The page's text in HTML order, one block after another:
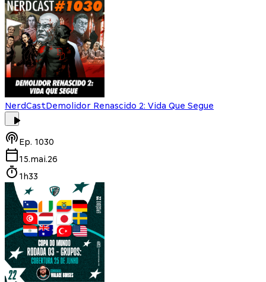
NerdCastDemolidor Renascido 2: Vida Que Segue
Ep. 1030
15.mai.26
1h33